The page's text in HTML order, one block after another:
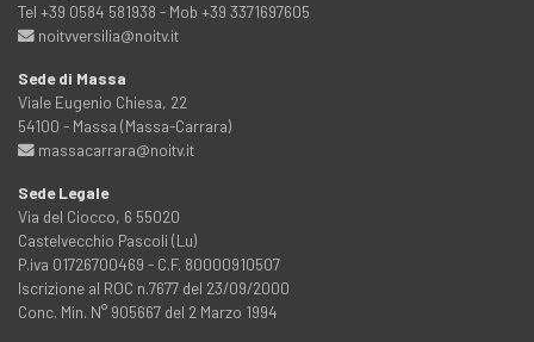
Tel +39 0584 581938 - Mob +39 3371697605
noitvversilia@noitv.it
Sede di Massa
Viale Eugenio Chiesa, 22
54100 - Massa (Massa-Carrara)
massacarrara@noitv.it
Sede Legale
Via del Ciocco, 6 55020
Castelvecchio Pascoli (Lu)
P.iva 01726700469 - C.F. 80000910507
Iscrizione al ROC n.7677 del 23/09/2000
Conc. Min. N° 905667 del 2 Marzo 1994